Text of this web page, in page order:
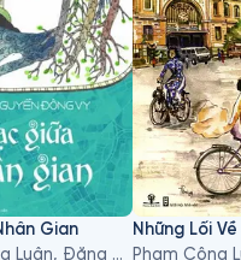
hậu đặc biệt của
sáng tác vô cùng
Trẻ
- NXB Trẻ
Phạm Công Luận - bút
chung với Phạm Công
Gian
Phạm Công Luận, Đặng Nguyễn Đông Vy
Những Lối